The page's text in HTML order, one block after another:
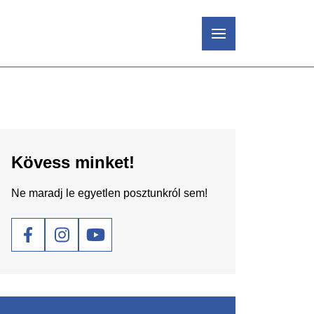
Kövess minket!
Ne maradj le egyetlen posztunkról sem!
Social